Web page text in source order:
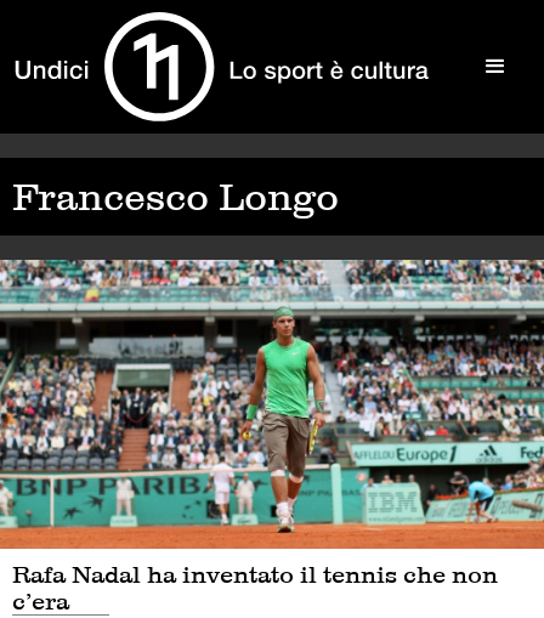
Francesco Longo
Rafa Nadal ha inventato il tennis che non
c’era